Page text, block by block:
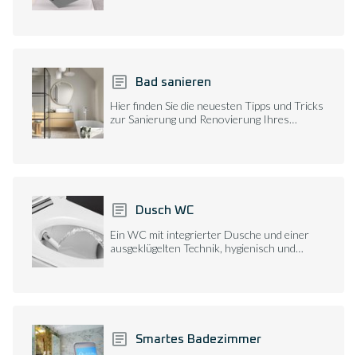
Bad sanieren
Hier finden Sie die neuesten Tipps und Tricks
zur Sanierung und Renovierung Ihres
Dusch WC
Ein WC mit integrierter Dusche und einer
ausgeklügelten Technik, hygienisch und
Smartes Badezimmer